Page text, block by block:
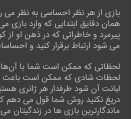
بازی از هر نظر احساسی به نظر می
همان دقایق ابتدایی که وارد
پیرمرد و خاطراتی که در ذهن او از
می شود ارتباط برقرار کنید و
لحظاتی که ممکن است شما با
لحظات شادی که ممکن است باعث
لبانت آن شود طرفدار هر ژانری
دریغ نکنید روش شما قول می دهم
ماندگارترین بازی ها در زندگیتان